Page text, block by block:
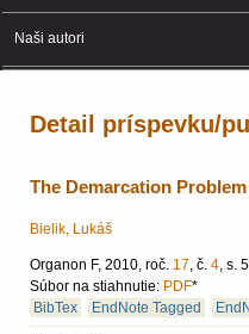
Naši autori
Detail príspevku/
The Demarcation
Bielik, Lukáš
Organon F, 2010, roč. 17, č. 4, s.
Súbor na stiahnutie: PDF*
BibTex
EndNote Tagged